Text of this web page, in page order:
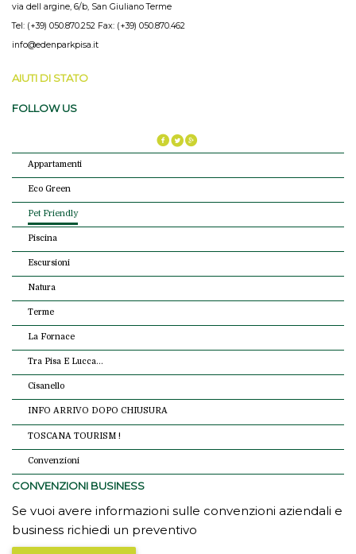
via dell argine, 6/b, San Giuliano Terme
Tel: (+39) 050.870.252 Fax: (+39) 050.870.462
info@edenparkpisa.it
AIUTI DI STATO
FOLLOW US
Appartamenti
Eco Green
Pet Friendly
Piscina
Escursioni
Natura
Terme
La Fornace
Tra Pisa E Lucca...
Cisanello
INFO ARRIVO DOPO CHIUSURA
TOSCANA TOURISM !
Convenzioni
CONVENZIONI BUSINESS
Se vuoi avere informazioni sulle convenzioni aziendali e
business richiedi un preventivo